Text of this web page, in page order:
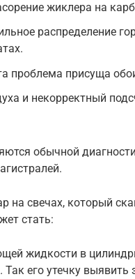
жиклера на
распределение
проблема присуща
и некорректный
обычной
на свечах, который
стать:
жидкости в
его утечку выявить